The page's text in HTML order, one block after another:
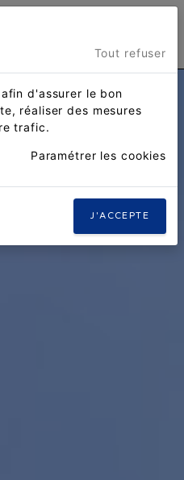
Tout refuser
d'assurer le bon
réaliser des mesures
trafic.
Paramétrer les cookies
J'ACCEPTE